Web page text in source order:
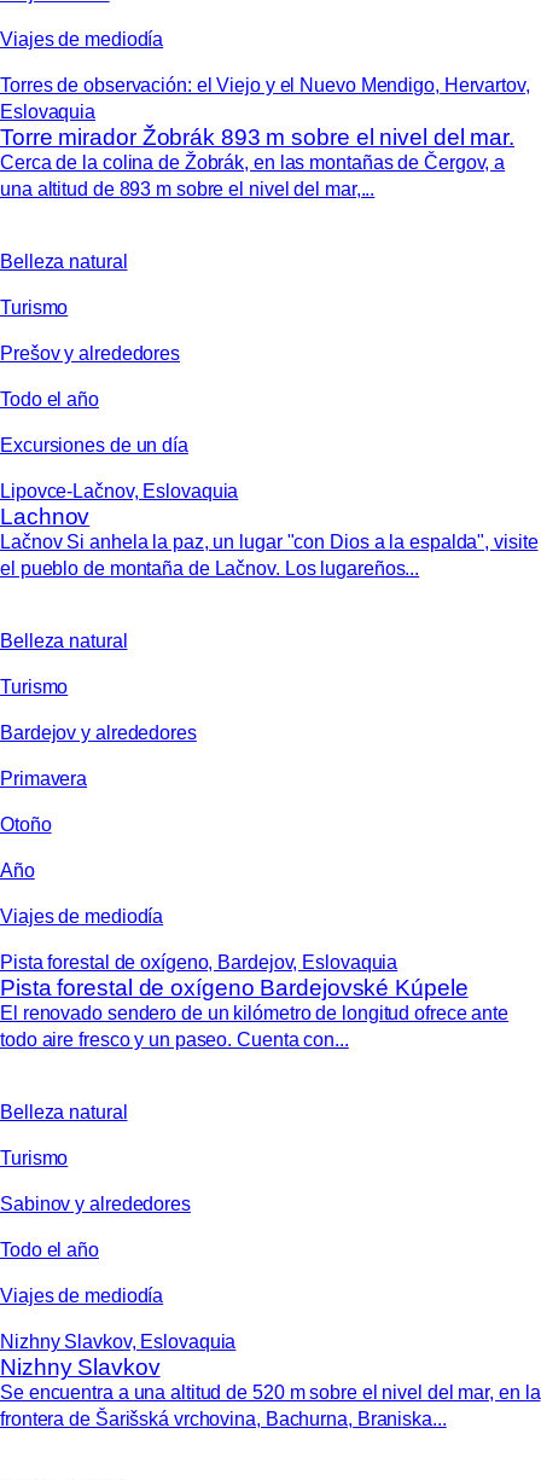
Viajes de mediodía
Torres de observación: el Viejo y el Nuevo Mendigo, Hervartov,
Eslovaquia
Torre mirador Žobrák 893 m sobre el nivel del mar.
Cerca de la colina de Žobrák, en las montañas de Čergov, a
una altitud de 893 m sobre el nivel del mar,...
Belleza natural
Turismo
Prešov y alrededores
Todo el año
Excursiones de un día
Lipovce-Lačnov, Eslovaquia
Lachnov
Lačnov Si anhela la paz, un lugar "con Dios a la espalda", visite
el pueblo de montaña de Lačnov. Los lugareños...
Belleza natural
Turismo
Bardejov y alrededores
Primavera
Otoño
Año
Viajes de mediodía
Pista forestal de oxígeno, Bardejov, Eslovaquia
Pista forestal de oxígeno Bardejovské Kúpele
El renovado sendero de un kilómetro de longitud ofrece ante
todo aire fresco y un paseo. Cuenta con...
Belleza natural
Turismo
Sabinov y alrededores
Todo el año
Viajes de mediodía
Nizhny Slavkov, Eslovaquia
Nizhny Slavkov
Se encuentra a una altitud de 520 m sobre el nivel del mar, en la
frontera de Šarišská vrchovina, Bachurna, Braniska...